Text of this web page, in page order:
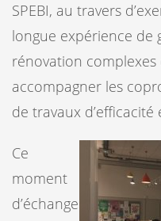
SPEBI, au travers
longue expérience de
rénovation
accompagner les
de travaux d’efficacité
Ce
moment
d’échange